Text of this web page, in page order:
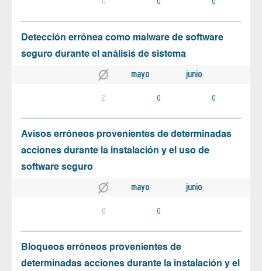
Detección errónea como malware de software
seguro durante el análisis de sistema
mayo junio
2 0 0
Avisos erróneos provenientes de determinadas
acciones durante la instalación y el uso de
software seguro
mayo junio
0 0
Bloqueos erróneos provenientes de
determinadas acciones durante la instalación y el